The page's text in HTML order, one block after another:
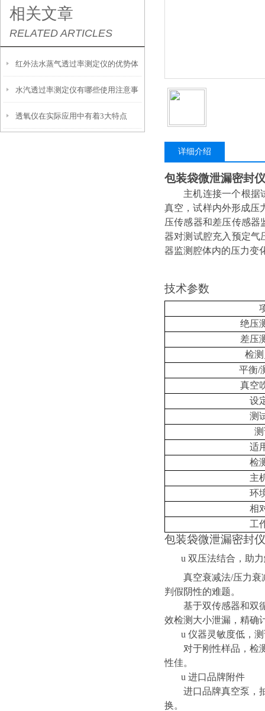
相关文章
RELATED ARTICLES
红外法水蒸气透过率测定仪的优势体
现在哪里
水汽透过率测定仪有哪些使用注意事
项
透氧仪在实际应用中有着3大特点
详细介绍
包装袋微泄漏密封仪
主机连接一个根据
真空，试样内外形成压
压传感器和差压传感器
器对测试腔充入预定气
器监测腔体内的压力变
技术参数
绝压
差压
检
平衡/
真空
设
测
适
检
主
环
相
工
包装袋微泄漏密封
u 双压法结合，助
真空衰减法/压力衰
判假阴性的难题。
基于双传感器和双
效检测大小泄漏，精确
u 仪器灵敏度低，
对于刚性样品，检
性佳。
u 进口品牌附件
进口品牌真空泵，
换。